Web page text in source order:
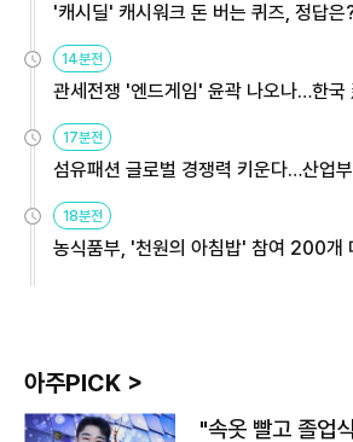
'캐시딜' 캐시워크 돈 버는 퀴즈, 정답은
14분전
관세전쟁 '엔드게임' 윤곽 나오나…한국
용해야
17분전
섬유패션 글로벌 경쟁력 키운다…산업
원
18분전
농식품부, '천원의 아침밥' 참여 200개
아주PICK >
"속옷 빨고 졸업